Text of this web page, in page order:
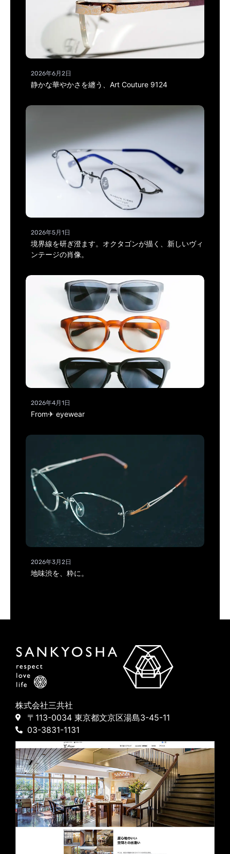
2026年6月2日
静かな華やかさを纏う、Art Couture 9124
2026年5月1日
境界線を研ぎ澄ます。オクタゴンが描く、新しいヴィ
ンテージの肖像。
2026年4月1日
From✈ eyewear
2026年3月2日
地味渋を、粋に。
株式会社三共社
〒113-0034 東京都文京区湯島3-45-11
03-3831-1131